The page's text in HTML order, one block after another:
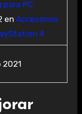
para PC
en Accesorios
4
2021